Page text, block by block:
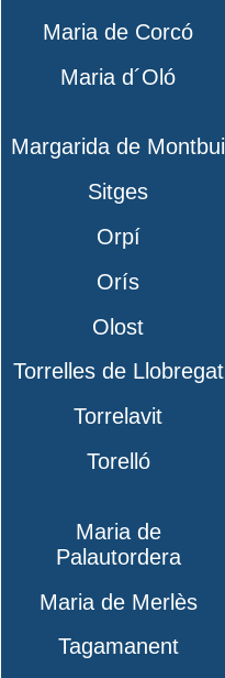
Maria de Corcó
Maria d´Oló
Margarida de Montbui
Sitges
Orpí
Orís
Olost
Torrelles de Llobregat
Torrelavit
Torelló
Maria de
Palautordera
Maria de Merlès
Tagamanent